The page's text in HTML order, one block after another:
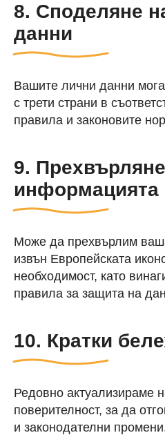
8. Споделяне
данни
Вашите лични данни
с трети страни в
правила и законовите
9.
информацията
Може да прехвърлим
извън Европейската
необходимост, като
правила за защита на
10. Кратки
Редовно актуализираме
поверителност, за да
и законодателни